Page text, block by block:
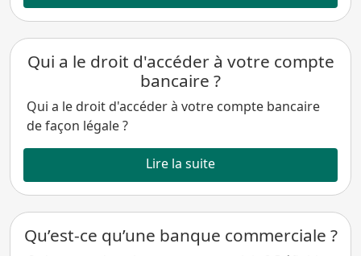
Qui a le droit d'accéder à votre compte
bancaire ?
Qui a le droit d'accéder à votre compte bancaire
de façon légale ?
Lire la suite
Qu’est-ce qu’une banque commerciale ?